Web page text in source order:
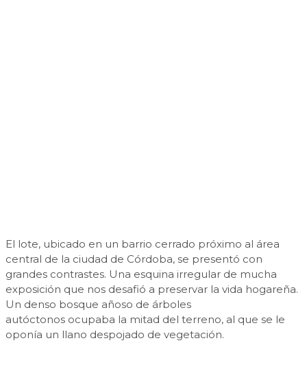
El lote, ubicado en un barrio cerrado próximo al área
central de la ciudad de Córdoba, se presentó con
grandes contrastes. Una esquina irregular de mucha
exposición que nos desafió a preservar la vida hogareña.
Un denso bosque añoso de árboles
autóctonos ocupaba la mitad del terreno, al que se le
oponía un llano despojado de vegetación.